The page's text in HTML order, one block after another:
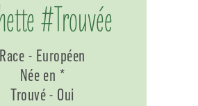
#Trouvée
Race - Européen
Née en *
Trouvé - Oui